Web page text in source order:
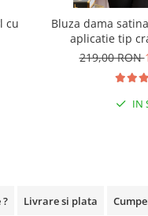
cu
Bluza dama
aplicatie tip
219,00 RON
IN
Livrare si plata